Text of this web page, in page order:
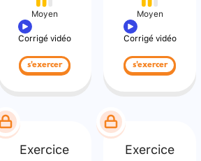
Moyen
Corrigé vidéo
s'exercer
Moyen
Corrigé vidéo
s'exercer
Exercice Exercice